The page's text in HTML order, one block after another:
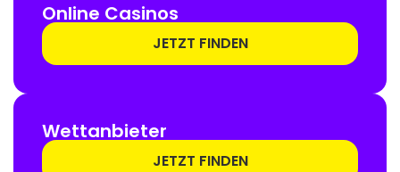
Online Casinos
JETZT FINDEN
Wettanbieter
JETZT FINDEN